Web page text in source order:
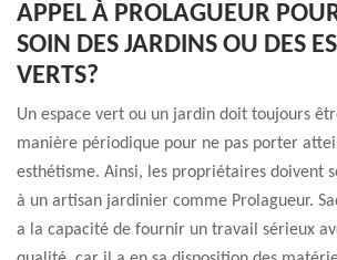
APPEL À PROLAGUEUR
SOIN DES JARDINS OU DES
VERTS?
Un espace vert ou un jardin doit toujours
manière périodique pour ne pas porter
esthétisme. Ainsi, les propriétaires doivent
à un artisan jardinier comme Prolagueur.
a la capacité de fournir un travail sérieux